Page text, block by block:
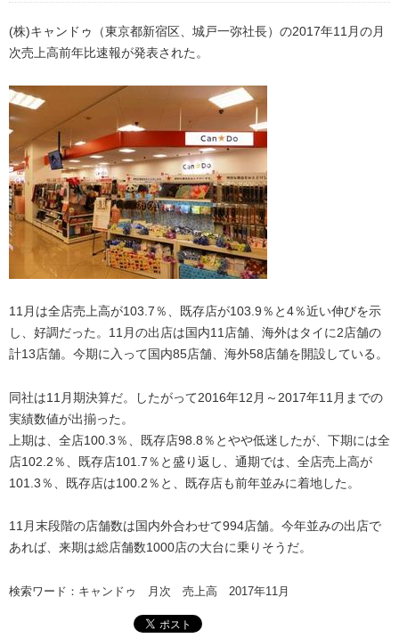
(株)キャンドゥ（東京都新宿区、城戸一弥社長）の2017年11月の月
次売上高前年比速報が発表された。
11月は全店売上高が103.7％、既存店が103.9％と4％近い伸びを示
し、好調だった。11月の出店は国内11店舗、海外はタイに2店舗の
計13店舗。今期に入って国内85店舗、海外58店舗を開設している。
同社は11月期決算だ。したがって2016年12月～2017年11月までの
実績数値が出揃った。
上期は、全店100.3％、既存店98.8％とやや低迷したが、下期には全
店102.2％、既存店101.7％と盛り返し、通期では、全店売上高が
101.3％、既存店は100.2％と、既存店も前年並みに着地した。
11月末段階の店舗数は国内外合わせて994店舗。今年並みの出店で
あれば、来期は総店舗数1000店の大台に乗りそうだ。
検索ワード：キャンドゥ 月次 売上高 2017年11月